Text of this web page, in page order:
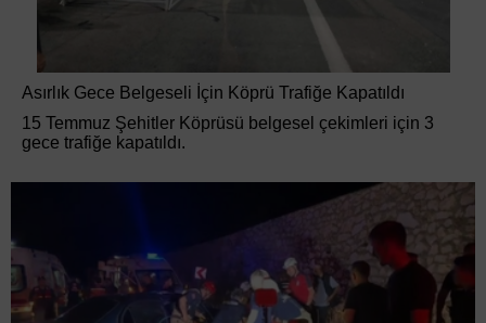
Asırlık Gece Belgeseli İçin Köprü Trafiğe Kapatıldı
15 Temmuz Şehitler Köprüsü belgesel çekimleri için 3
gece trafiğe kapatıldı.